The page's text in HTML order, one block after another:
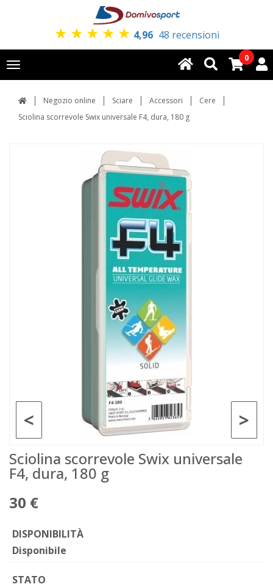
★ ★ ★ ★ ★ 4,96 48 recensioni
Toggle
navigation
0
Negozio online Sciare Accessori
Cere
Sciolina scorrevole Swix universale F4, dura, 180 g
>
<
Sciolina scorrevole Swix universale
F4, dura, 180 g
30 €
DISPONIBILITÀ
Disponibile
STATO